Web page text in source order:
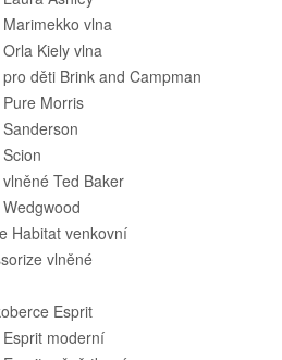
vlna
Kiely vlna
děti Brink and Campman
Morris
Ted Baker
Habitat venkovní
vlněné
Esprit
moderní